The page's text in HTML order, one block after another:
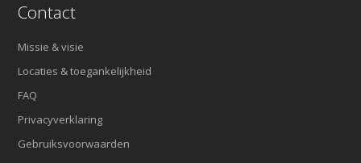
Contact
Missie & visie
Locaties & toegankelijkheid
FAQ
Privacyverklaring
Gebruiksvoorwaarden